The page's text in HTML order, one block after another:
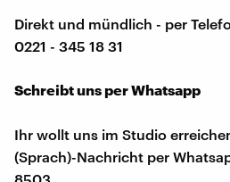
Direkt und mündlich - per
0221 - 345 18 31
Schreibt uns per Whatsapp
Ihr wollt uns im Studio
(Sprach)-Nachricht per